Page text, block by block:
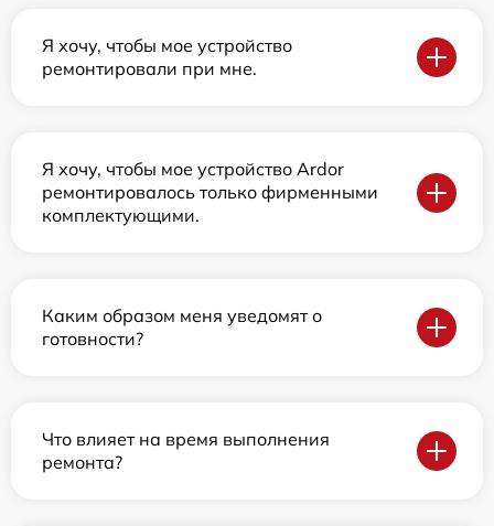
Я хочу, чтобы мое устройство
ремонтировали при мне.
Я хочу, чтобы мое устройство Ardor
ремонтировалось только фирменными
комплектующими.
Каким образом меня уведомят о
готовности?
Что влияет на время выполнения
ремонта?